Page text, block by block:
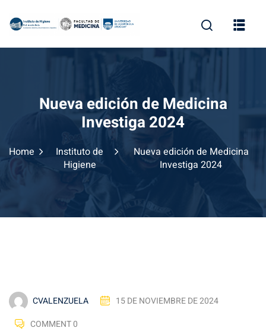
Nueva edición de Medicina
Investiga 2024
Home
Instituto de
Higiene
Nueva edición de Medicina
Investiga 2024
CVALENZUELA
15 DE NOVIEMBRE DE 2024
COMMENT 0